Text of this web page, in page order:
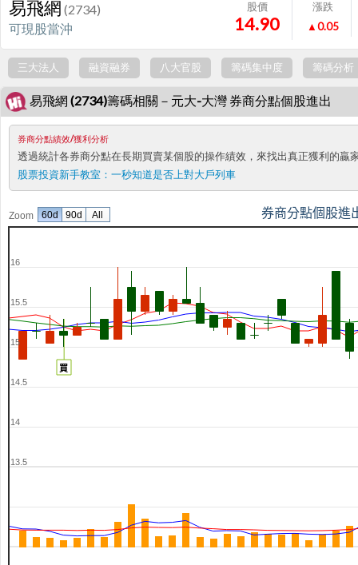
易飛網 (2734)
可現股當沖
股價
14.90
漲跌
▲0.05
三大法人 融資融券 八大官股 籌碼集中度 籌碼分析
易飛網 (2734)籌碼相關－元大-大灣 券商分點個股進出
券商分點績效/獲利分析
透過統計各券商分點在長期買賣某個股的操作績效，來找出真正獲利的
股票投資新手教室： 一秒知道是否上對大戶列車
Zoom
買
券商分點個股進
13.5
14
14.5
15
15.5
16
60d 90d All